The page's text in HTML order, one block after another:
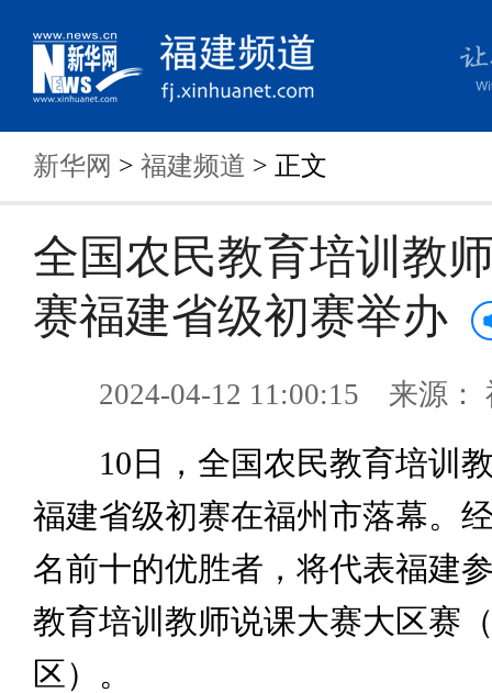
新华网 > 福建频道 > 正文
全国农民教育培训教
赛福建省级初赛举办
2024-04-12 11:00:15 来源：
10日，全国农民教育培训教
福建省级初赛在福州市落幕。
名前十的优胜者，将代表福建
教育培训教师说课大赛大区赛
区）。